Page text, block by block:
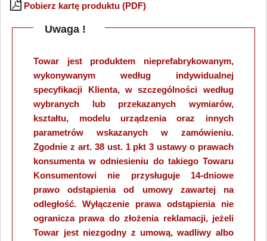
Pobierz kartę produktu (PDF)
Uwaga !
Towar jest produktem nieprefabrykowanym,
wykonywanym według indywidualnej
specyfikacji Klienta, w szczególności według
wybranych lub przekazanych wymiarów,
kształtu, modelu urządzenia oraz innych
parametrów wskazanych w zamówieniu.
Zgodnie z art. 38 ust. 1 pkt 3 ustawy o prawach
konsumenta w odniesieniu do takiego Towaru
Konsumentowi nie przysługuje 14-dniowe
prawo odstąpienia od umowy zawartej na
odległość. Wyłączenie prawa odstąpienia nie
ogranicza prawa do złożenia reklamacji, jeżeli
Towar jest niezgodny z umową, wadliwy albo